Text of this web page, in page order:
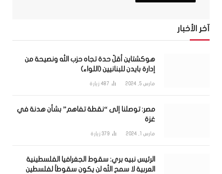
آخر الأخبار
هوكشتاين أقلّ حدة تجاه حزب الله ونصيحة من
إدارة بايدن للبنانيين (اللواء)
مارس 5, 2024 487 زيارة
مصر: توصلنا إلى “نقطة تفاهم” بشأن هدنة في
غزة
مارس 1, 2024 379 زيارة
الرئيس نبيه بري: سقوط الجغرافيا الفلسطينية
العربية لا سمح الله لن يكون سقوطاً لفلسطين